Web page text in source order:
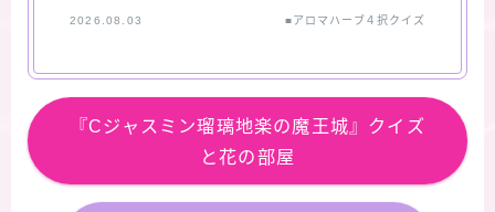
2026.08.03 ■アロマハーブ４択クイズ
『Cジャスミン瑠璃地楽の魔王城』クイズ
と花の部屋